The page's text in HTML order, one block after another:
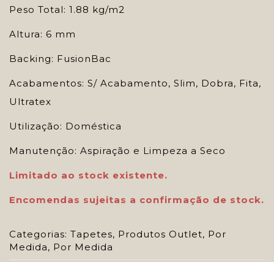
Peso Total: 1.88 kg/m2
Altura: 6 mm
Backing: FusionBac
Acabamentos: S/ Acabamento, Slim, Dobra, Fita,
Ultratex
Utilização: Doméstica
Manutenção: Aspiração e Limpeza a Seco
Limitado ao stock existente.
Encomendas sujeitas a confirmação de stock.
Categorias: Tapetes, Produtos Outlet, Por
Medida, Por Medida